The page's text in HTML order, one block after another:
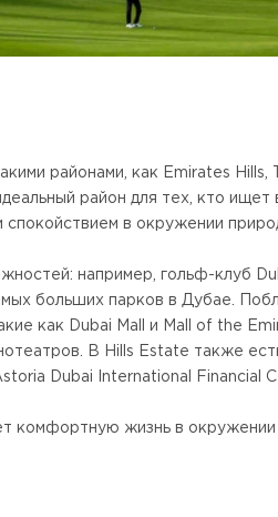
районами, как Emirates Hills,
район для тех, кто ищет
в окружении
например, гольф-клуб
больших парков в Дубае.
как Dubai Mall и Mall of the
В Hills Estate также
Dubai International Financial
комфортную жизнь в окружении